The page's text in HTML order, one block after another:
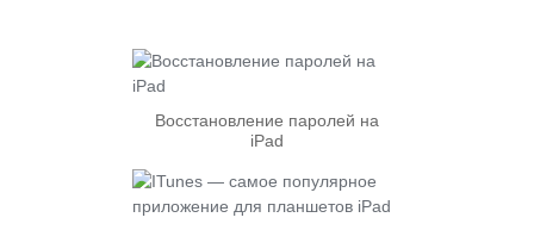
Восстановление паролей на
iPad